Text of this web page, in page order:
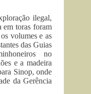
ilegal,
em toras foram
volumes e as
das Guias
no
e a madeira
Sinop, onde
da Gerência